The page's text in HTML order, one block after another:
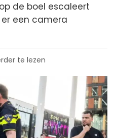
de boel escaleert
er een camera
te lezen